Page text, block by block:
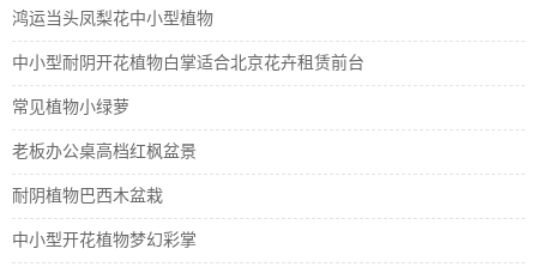
鸿运当头凤梨花中小型植物
中小型耐阴开花植物白掌适合北京花卉租赁前台
常见植物小绿萝
老板办公桌高档红枫盆景
耐阴植物巴西木盆栽
中小型开花植物梦幻彩掌